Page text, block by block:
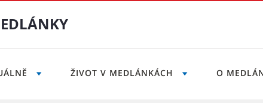
ŽIVOT V MEDLÁNKÁCH O